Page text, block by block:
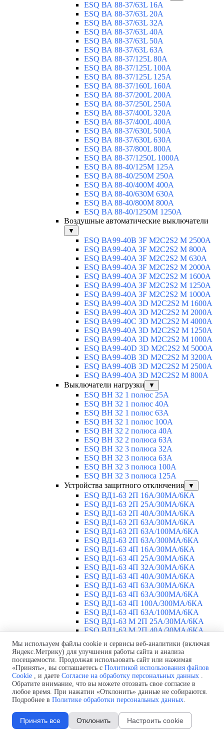
ESQ ВА 88-37/63L 16A
ESQ ВА 88-37/63L 20A
ESQ ВА 88-37/63L 32A
ESQ ВА 88-37/63L 40A
ESQ ВА 88-37/63L 50A
ESQ ВА 88-37/63L 63A
ESQ ВА 88-37/125L 80A
ESQ ВА 88-37/125L 100A
ESQ ВА 88-37/125L 125A
ESQ ВА 88-37/160L 160A
ESQ ВА 88-37/200L 200A
ESQ ВА 88-37/250L 250A
ESQ ВА 88-37/400L 320A
ESQ ВА 88-37/400L 400A
ESQ ВА 88-37/630L 500A
ESQ ВА 88-37/630L 630A
ESQ ВА 88-37/800L 800A
ESQ ВА 88-37/1250L 1000A
ESQ BA 88-40/125M 125A
ESQ BA 88-40/250M 250A
ESQ BA 88-40/400M 400A
ESQ BA 88-40/630М 630A
ESQ BA 88-40/800M 800A
ESQ BA 88-40/1250М 1250A
Воздушные автоматические выключатели
▼
ESQ ВА99-40B 3F M2C2S2 M 2500A
ESQ ВА99-40A 3F M2C2S2 М 800A
ESQ ВА99-40A 3F M2C2S2 М 630A
ESQ ВА99-40A 3F M2C2S2 М 2000A
ESQ ВА99-40A 3F M2C2S2 М 1600A
ESQ ВА99-40A 3F M2C2S2 М 1250A
ESQ ВА99-40A 3F M2C2S2 М 1000A
ESQ ВА99-40A 3D M2C2S2 M 1600A
ESQ ВА99-40A 3D M2C2S2 M 2000A
ESQ ВА99-40C 3D M2C2S2 M 4000A
ESQ ВА99-40A 3D M2C2S2 M 1250A
ESQ ВА99-40A 3D M2C2S2 M 1000A
ESQ ВА99-40D 3D M2C2S2 M 5000A
ESQ ВА99-40B 3D M2C2S2 M 3200A
ESQ ВА99-40B 3D M2C2S2 M 2500A
ESQ ВА99-40A 3D M2C2S2 M 800A
Выключатели нагрузки
▼
ESQ ВН 32 1 полюс 25А
ESQ ВН 32 1 полюс 40А
ESQ ВН 32 1 полюс 63А
ESQ ВН 32 1 полюс 100A
ESQ ВН 32 2 полюса 40А
ESQ ВН 32 2 полюса 63А
ESQ ВН 32 3 полюса 32А
ESQ ВН 32 3 полюса 63А
ESQ ВН 32 3 полюса 100А
ESQ ВН 32 3 полюса 125А
Устройства защитного отключения
▼
ESQ ВД1-63 2П 16А/30МА/6КА
ESQ ВД1-63 2П 25А/30МА/6КА
ESQ ВД1-63 2П 40А/30МА/6КА
ESQ ВД1-63 2П 63А/30МА/6КА
ESQ ВД1-63 2П 63А/100МА/6КА
ESQ ВД1-63 2П 63А/300МА/6КА
ESQ ВД1-63 4П 16А/30МА/6КА
ESQ ВД1-63 4П 25А/30МА/6КА
ESQ ВД1-63 4П 32А/30МА/6КА
ESQ ВД1-63 4П 40А/30МА/6КА
ESQ ВД1-63 4П 63А/30МА/6КА
ESQ ВД1-63 4П 63А/300МА/6КА
ESQ ВД1-63 4П 100А/300МА/6КА
ESQ ВД1-63 4П 63А/100MA/6КА
ESQ ВД1-63 M 2П 25А/30МА/6КА
ESQ ВД1-63 M 2П 40А/30МА/6КА
ESQ ВД1-63 M 2П 63А/300МА/6КА
Автоматические выключатели ▼
ESQ ВА 47-29 1П 2А
ESQ ВА 47-29 1П 3А
ESQ ВА 47-29 1П 4А
ESQ ВА 47-29 1П 6А
ESQ ВА 47-29 1П 10А
ESQ ВА 47-29 1П 16А
ESQ ВА 47-29 1П 20А
ESQ ВА 47-29 1П 25А
ESQ ВА 47-29 1П 32А
Мы используем файлы cookie и сервисы веб-аналитики (включая
Яндекс.Метрику) для улучшения работы сайта и анализа
посещаемости. Продолжая использовать сайт или нажимая
«Принять», вы соглашаетесь с Политикой использования файлов
Cookie , и даете Согласие на обработку персональных данных .
Обратите внимание, что вы можете отозвать свое согласие в
любое время. При нажатии «Отклонить» данные не собираются.
Подробнее в Политике обработки персональных данных.
Принять все Отклонить Настроить cookie